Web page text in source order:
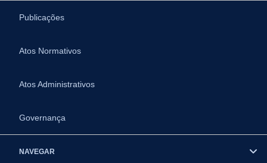
Publicações
Atos Normativos
Atos Administrativos
Governança
NAVEGAR